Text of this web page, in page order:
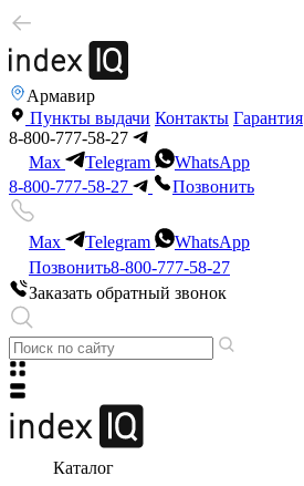
Армавир
Пункты выдачи Контакты Гарантия
8-800-777-58-27
Max
Telegram
WhatsApp
8-800-777-58-27
Позвонить
Max Telegram
WhatsApp
Позвонить8-800-777-58-27
Заказать обратный звонок
Каталог